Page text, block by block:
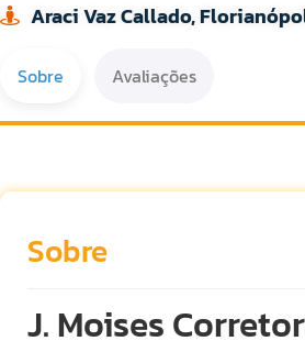
Araci Vaz Callado,
Sobre Avaliações
Sobre
J. Moises